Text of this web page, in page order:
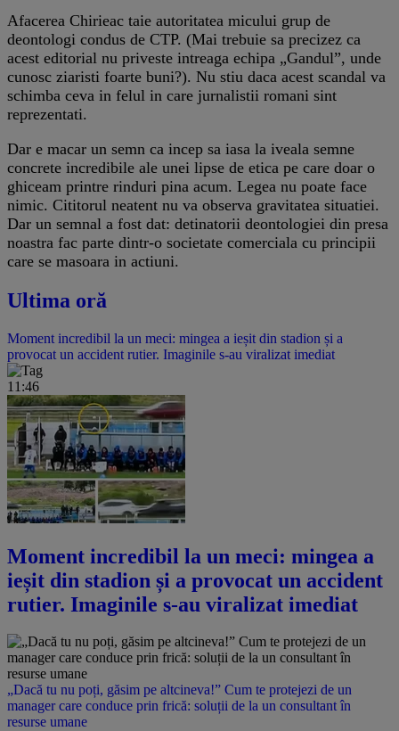
Afacerea Chirieac taie autoritatea micului grup de
deontologi condus de CTP. (Mai trebuie sa precizez ca
acest editorial nu priveste intreaga echipa „Gandul”, unde
cunosc ziaristi foarte buni?). Nu stiu daca acest scandal va
schimba ceva in felul in care jurnalistii romani sint
reprezentati.
Dar e macar un semn ca incep sa iasa la iveala semne
concrete incredibile ale unei lipse de etica pe care doar o
ghiceam printre rinduri pina acum. Legea nu poate face
nimic. Cititorul neatent nu va observa gravitatea situatiei.
Dar un semnal a fost dat: detinatorii deontologiei din presa
noastra fac parte dintr-o societate comerciala cu principii
care se masoara in actiuni.
Ultima oră
Moment incredibil la un meci: mingea a ieșit din stadion și a
provocat un accident rutier. Imaginile s-au viralizat imediat
11:46
Moment incredibil la un meci: mingea a
ieșit din stadion și a provocat un accident
rutier. Imaginile s-au viralizat imediat
„Dacă tu nu poți, găsim pe altcineva!” Cum te protejezi de un
manager care conduce prin frică: soluții de la un consultant în
resurse umane